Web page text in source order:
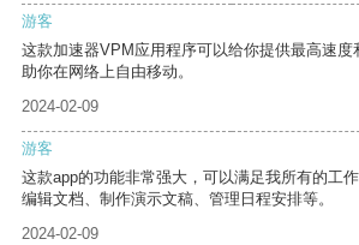
游客
这款加速器VPM应用程序可以给你提供最高速度
助你在网络上自由移动。
2024-02-09
游客
这款app的功能非常强大，可以满足我所有的工
编辑文档、制作演示文稿、管理日程安排等。
2024-02-09